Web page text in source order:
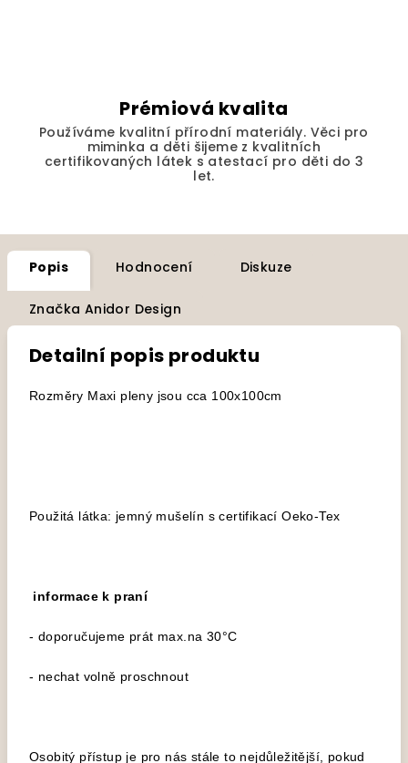
Prémiová kvalita
Používáme kvalitní přírodní materiály. Věci pro
miminka a děti šijeme z kvalitních
certifikovaných látek s atestací pro děti do 3
let.
Popis Hodnocení Diskuze
Značka Anidor Design
Detailní popis produktu
Rozměry Maxi pleny jsou cca 100x100cm
Použitá látka: jemný mušelín s certifikací Oeko-Tex
informace k praní
- doporučujeme prát max.na 30°C
- nechat volně proschnout
Osobitý přístup je pro nás stále to nejdůležitější, pokud